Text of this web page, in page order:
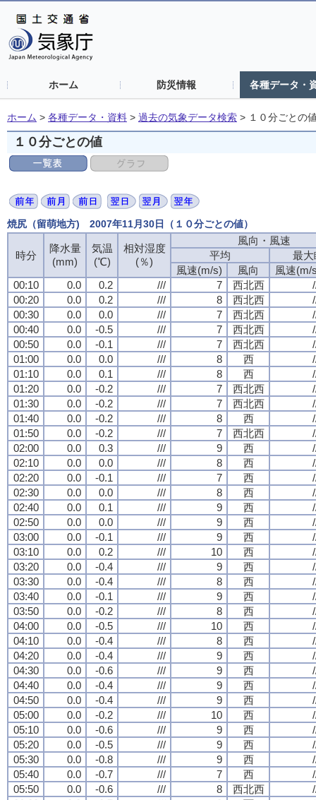
ホーム 防災情報 各種データ・
ホーム > 各種データ・資料 > 過去の気象データ検索 > １０分ごとの
１０分ごとの値
焼尻（留萌地方) 2007年11月30日（１０分ごとの値）
時分
降水量
(mm)
気温
(℃)
相対湿度
(％)
風向・風速
平均
最大
風速(m/s)
風向
風速(m/
00:10
0.0 0.2 /// 7 西北西
00:20
0.0 0.2 /// 8 西北西
00:30
0.0 0.0 /// 7 西北西
00:40
0.0 -0.5 /// 7 西北西
00:50
0.0 -0.1 /// 7 西北西
01:00
0.0 0.0 /// 8 西
01:10
0.0 0.1 /// 8 西
01:20
0.0 -0.2 /// 7 西北西
01:30
0.0 -0.2 /// 7 西北西
01:40
0.0 -0.2 /// 8 西
01:50
0.0 -0.2 /// 7 西北西
02:00
0.0 0.3 /// 9 西
02:10
0.0 0.0 /// 8 西
02:20
0.0 -0.1 /// 7 西
02:30
0.0 0.0 /// 8 西
02:40
0.0 0.1 /// 9 西
02:50
0.0 0.0 /// 9 西
03:00
0.0 -0.1 /// 9 西
03:10
0.0 0.2 /// 10 西
03:20
0.0 -0.4 /// 9 西
03:30
0.0 -0.4 /// 8 西
03:40
0.0 -0.1 /// 9 西
03:50
0.0 -0.2 /// 8 西
04:00
0.0 -0.5 /// 10 西
04:10
0.0 -0.4 /// 8 西
04:20
0.0 -0.4 /// 9 西
04:30
0.0 -0.6 /// 9 西
04:40
0.0 -0.4 /// 9 西
04:50
0.0 -0.4 /// 9 西
05:00
0.0 -0.2 /// 10 西
05:10
0.0 -0.6 /// 9 西
05:20
0.0 -0.5 /// 9 西
05:30
0.0 -0.8 /// 9 西
05:40
0.0 -0.7 /// 7 西
05:50
0.0 -0.6 /// 8 西北西